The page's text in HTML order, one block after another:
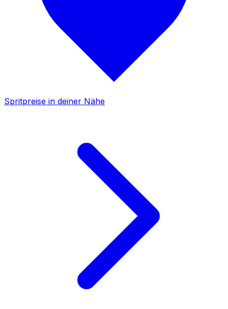
Spritpreise in deiner Nähe